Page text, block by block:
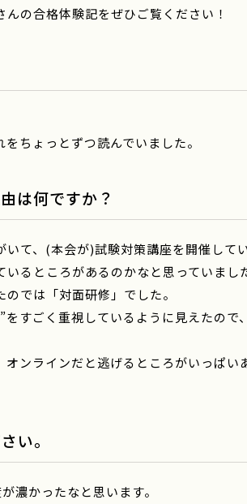
んの合格体験記をぜひご覧ください！
ちょっとずつ読んでいました。
は何ですか？
て、(本会が)試験対策講座を開催して
るところがあるのかなと思っていまし
では「対面研修」でした。
すごく重視しているように見えたので
ンラインだと逃げるところがいっぱい
い。
濃かったなと思います。